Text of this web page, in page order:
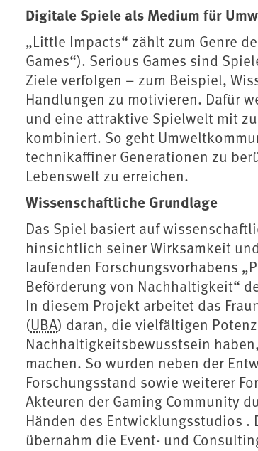
Digitale Spiele als Medium für
„Little Impacts“ zählt zum Genre
Games“). Serious Games sind
Ziele verfolgen – zum Beispiel,
Handlungen zu motivieren. Dafür
und eine attraktive Spielwelt mit
kombiniert. So geht
technikaffiner Generationen zu
Lebenswelt zu erreichen.
Wissenschaftliche Grundlage
Das Spiel basiert auf
hinsichtlich seiner Wirksamkeit
laufenden Forschungsvorhabens
Beförderung von Nachhaltigkeit“
In diesem Projekt arbeitet das
(UBA) daran, die vielfältigen
Nachhaltigkeitsbewusstsein
machen. So wurden neben der
Forschungsstand sowie weiterer
Akteuren der Gaming Community
Händen des Entwicklungsstudios .
übernahm die Event- und